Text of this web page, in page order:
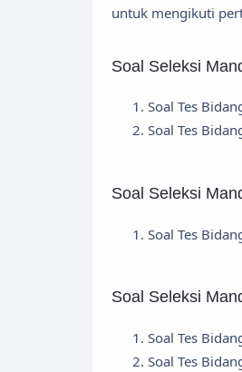
untuk mengikuti
Soal Seleksi
Soal Tes
Soal Tes
Soal Seleksi
Soal Tes
Soal Seleksi
Soal Tes
Soal Tes